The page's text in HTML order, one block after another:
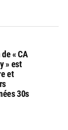
« CA
» est
et
30s